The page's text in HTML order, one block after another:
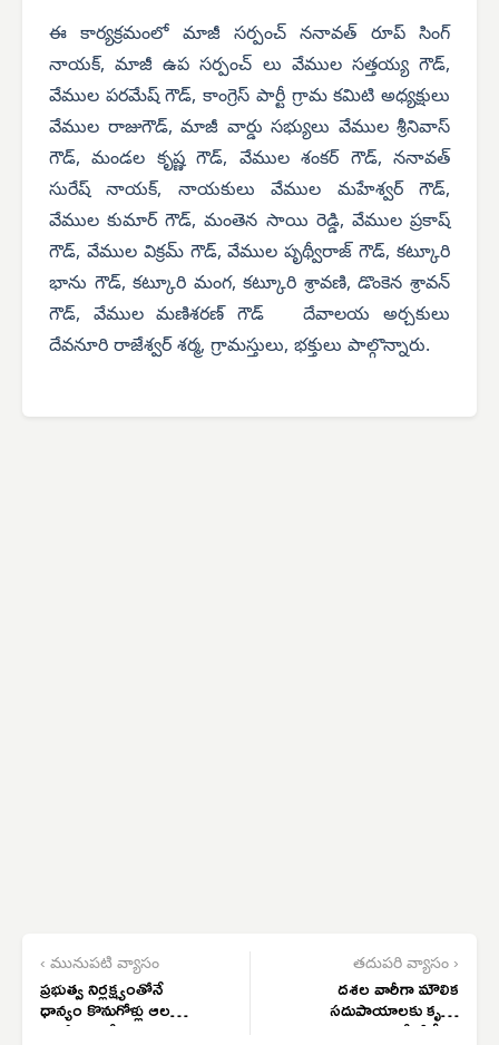
ఈ కార్యక్రమంలో మాజీ సర్పంచ్ ననావత్ రూప్ సింగ్
నాయక్, మాజీ ఉప సర్పంచ్ లు వేముల సత్తయ్య గౌడ్,
వేముల పరమేష్ గౌడ్, కాంగ్రెస్ పార్టీ గ్రామ కమిటి అధ్యక్షులు
వేముల రాజుగౌడ్, మాజీ వార్డు సభ్యులు వేముల శ్రీనివాస్
గౌడ్, మండల కృష్ణ గౌడ్, వేముల శంకర్ గౌడ్, ననావత్
సురేష్ నాయక్, నాయకులు వేముల మహేశ్వర్ గౌడ్,
వేముల కుమార్ గౌడ్, మంతెన సాయి రెడ్డి, వేముల ప్రకాష్
గౌడ్, వేముల విక్రమ్ గౌడ్, వేముల పృథ్వీరాజ్ గౌడ్, కట్కూరి
భాను గౌడ్, కట్కూరి మంగ, కట్కూరి శ్రావణి, డొంకెన శ్రావన్
గౌడ్, వేముల మణిశరణ్ గౌడ్ దేవాలయ అర్చకులు
దేవనూరి రాజేశ్వర్ శర్మ, గ్రామస్తులు, భక్తులు పాల్గొన్నారు.
‹ మునుపటి వ్యాసం
ప్రభుత్వ నిర్లక్ష్యంతోనే
ధాన్యం కొనుగోళ్లు ఆలస్యం:
మాజీ ఎమ్మెల్యే చిరుమర్తి
తదుపరి వ్యాసం ›
దశల వారీగా మౌలిక
సదుపాయాలకు కృషి:
ఎమ్మెల్యే వీరేశం